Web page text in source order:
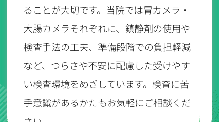
ることが大切です。当院では胃カメラ・
大腸カメラそれぞれに、鎮静剤の使用や
検査手法の工夫、準備段階での負担軽減
など、つらさや不安に配慮した受けやす
い検査環境をめざしています。検査に苦
手意識があるかたもお気軽にご相談くだ